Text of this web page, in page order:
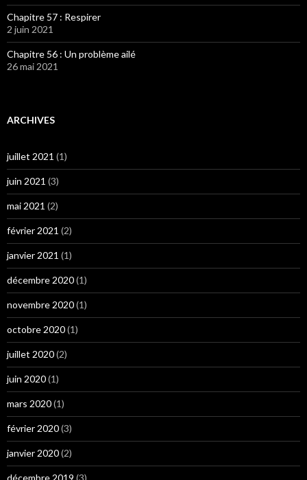
Chapitre 57 : Respirer
2 juin 2021
Chapitre 56 : Un problème ailé
26 mai 2021
ARCHIVES
juillet 2021 (1)
juin 2021 (3)
mai 2021 (2)
février 2021 (2)
janvier 2021 (1)
décembre 2020(1)
novembre 2020(1)
octobre 2020(1)
juillet 2020(2)
juin 2020(1)
mars 2020(1)
février 2020(3)
janvier 2020(2)
décembre 2019 (3)